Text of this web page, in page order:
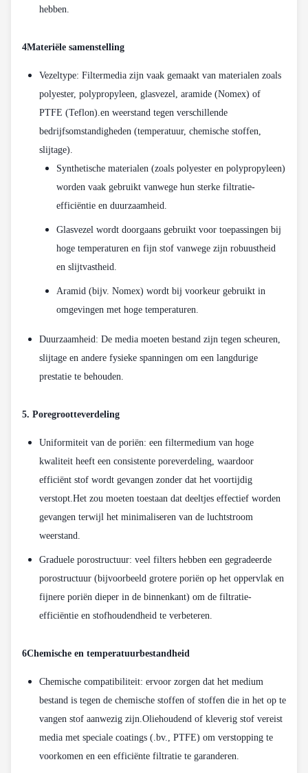
hebben.
4Materiële samenstelling
Vezeltype: Filtermedia zijn vaak gemaakt van materialen zoals
polyester, polypropyleen, glasvezel, aramide (Nomex) of
PTFE (Teflon).en weerstand tegen verschillende
bedrijfsomstandigheden (temperatuur, chemische stoffen,
slijtage).
Synthetische materialen (zoals polyester en polypropyleen)
worden vaak gebruikt vanwege hun sterke filtratie-
efficiëntie en duurzaamheid.
Glasvezel wordt doorgaans gebruikt voor toepassingen bij
hoge temperaturen en fijn stof vanwege zijn robuustheid
en slijtvastheid.
Aramid (bijv. Nomex) wordt bij voorkeur gebruikt in
omgevingen met hoge temperaturen.
Duurzaamheid: De media moeten bestand zijn tegen scheuren,
slijtage en andere fysieke spanningen om een langdurige
prestatie te behouden.
5. Poregrootteverdeling
Uniformiteit van de poriën: een filtermedium van hoge
kwaliteit heeft een consistente poreverdeling, waardoor
efficiënt stof wordt gevangen zonder dat het voortijdig
verstopt.Het zou moeten toestaan dat deeltjes effectief worden
gevangen terwijl het minimaliseren van de luchtstroom
weerstand.
Graduele porostructuur: veel filters hebben een gegradeerde
porostructuur (bijvoorbeeld grotere poriën op het oppervlak en
fijnere poriën dieper in de binnenkant) om de filtratie-
efficiëntie en stofhoudendheid te verbeteren.
6Chemische en temperatuurbestandheid
Chemische compatibiliteit: ervoor zorgen dat het medium
bestand is tegen de chemische stoffen of stoffen die in het op te
vangen stof aanwezig zijn.Oliehoudend of kleverig stof vereist
media met speciale coatings (.bv., PTFE) om verstopping te
voorkomen en een efficiënte filtratie te garanderen.